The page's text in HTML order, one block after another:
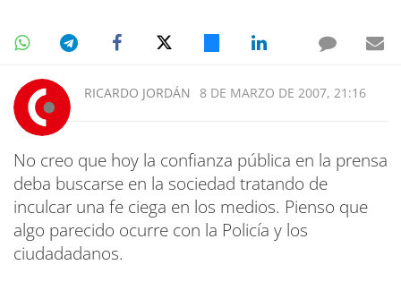
RICARDO JORDÁN 8 DE MARZO DE 2007, 21:16
No creo que hoy la confianza pública en la prensa
deba buscarse en la sociedad tratando de
inculcar una fe ciega en los medios. Pienso que
algo parecido ocurre con la Policía y los
ciudadadanos.